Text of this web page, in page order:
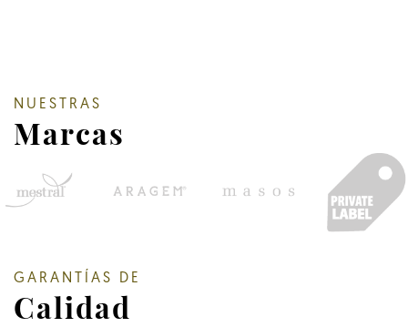
NUESTRAS
Marcas
GARANTÍAS DE
Calidad